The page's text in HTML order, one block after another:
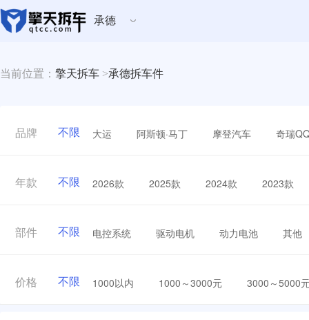
承德
当前位置： 擎天拆车 >承德拆车件
品牌 不限 大运 阿斯顿·马丁 摩登汽车 奇瑞
年款 不限 2026款 2025款 2024款 2023款
部件 不限 电控系统 驱动电机 动力电池 其他
价格 不限 1000以内 1000～3000元 3000～5000